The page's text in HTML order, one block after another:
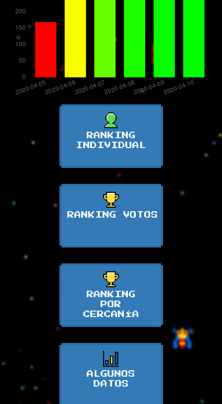
RANKING
INDIVIDUAL
RANKING VOTOS
RANKING
POR
CERCANÍA
ALGUNOS
DATOS